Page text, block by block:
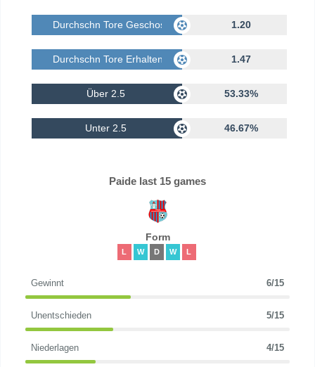
Durchschn Tore Geschossen 1.20
Durchschn Tore Erhalten 1.47
Über 2.5 53.33%
Unter 2.5 46.67%
Paide last 15 games
Form
L W D W L
Gewinnt 6/15
Unentschieden 5/15
Niederlagen 4/15